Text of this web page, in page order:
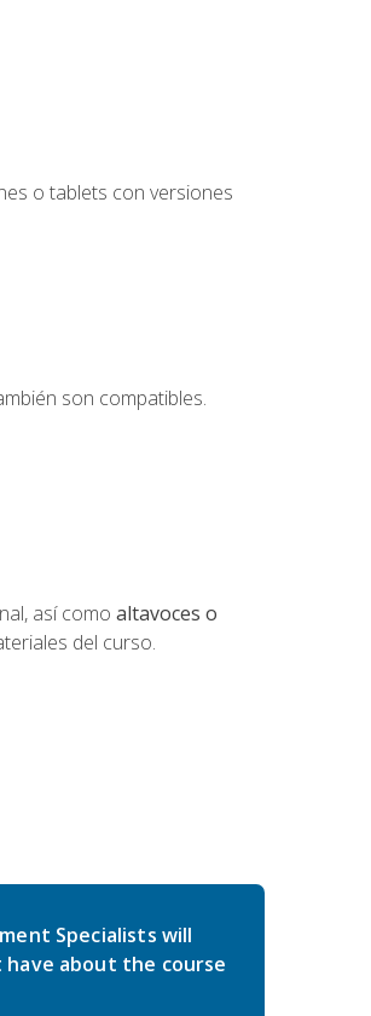
o tablets con versiones
son compatibles.
así como altavoces o
del curso.
Specialists will
about the course